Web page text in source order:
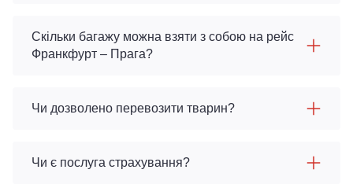
Скільки багажу можна взяти з собою на рейс
Франкфурт – Прага?
Чи дозволено перевозити тварин?
Чи є послуга страхування?